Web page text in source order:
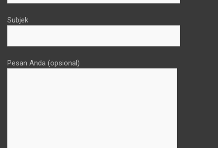
Subjek
Pesan Anda (opsional)